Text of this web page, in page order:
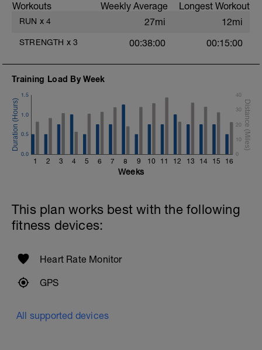
Workouts Weekly Average Longest Workout
RUN x 4 27mi 12mi
STRENGTH x 3 00:38:00 00:15:00
Training Load By Week
1 2 3 4 5 6 7 8 9 10 11 12 13 14 15 16
0.0
0.5
1.0
1.5
0
10
20
30
40
Weeks
This plan works best with the following
fitness devices:
Heart Rate Monitor
GPS
All supported devices